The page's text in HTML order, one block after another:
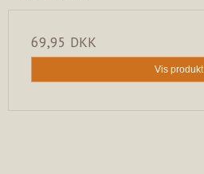
69,95 DKK
Vis produkt